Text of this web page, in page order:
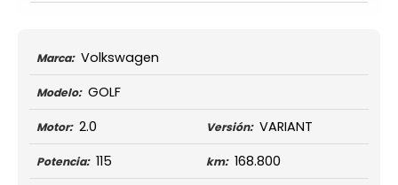
Marca: Volkswagen
Modelo: GOLF
Motor: 2.0 Versión: VARIANT
Potencia: 115 km: 168.800